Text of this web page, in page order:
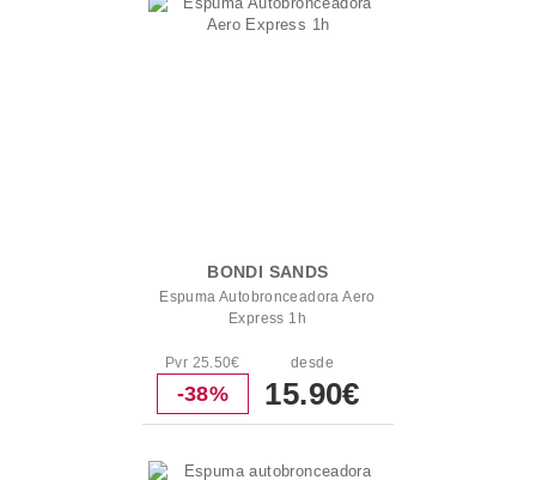
BONDI SANDS
Espuma Autobronceadora Aero
Express 1h
Pvr 25.50€
-38%
desde
15.90€